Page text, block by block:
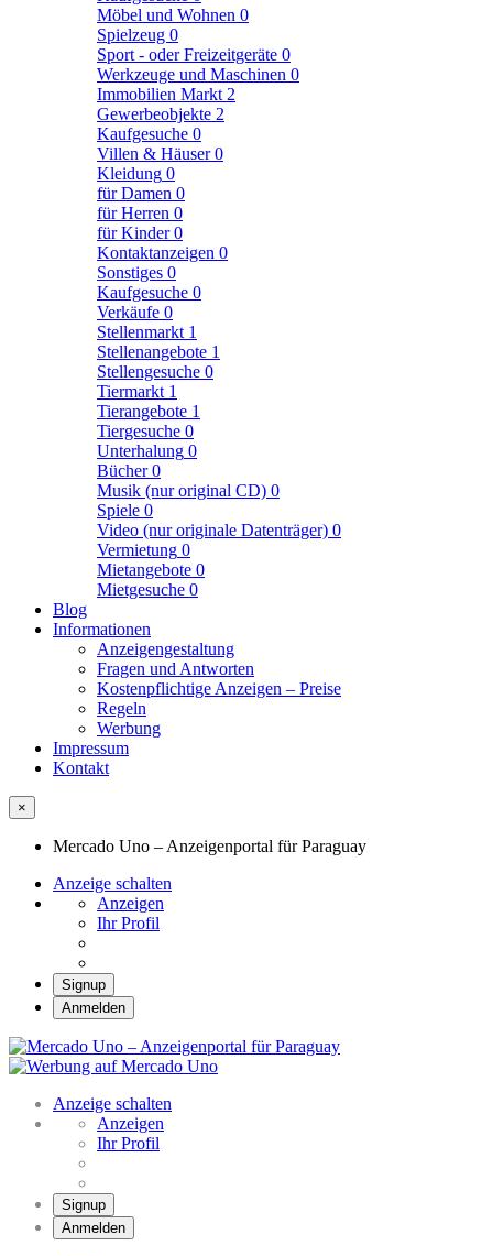
Möbel und Wohnen 0
Spielzeug 0
Sport - oder Freizeitgeräte 0
Werkzeuge und Maschinen 0
Immobilien Markt 2
Gewerbeobjekte 2
Kaufgesuche 0
Villen & Häuser0
Kleidung 0
für Damen 0
für Herren 0
für Kinder0
Kontaktanzeigen 0
Sonstiges 0
Kaufgesuche 0
Verkäufe 0
Stellenmarkt 1
Stellenangebote 1
Stellengesuche 0
Tiermarkt 1
Tierangebote 1
Tiergesuche 0
Unterhalung 0
Bücher0
Musik (nur original CD) 0
Spiele 0
Video (nur originale Datenträger) 0
Vermietung 0
Mietangebote 0
Mietgesuche 0
Blog
Informationen
Anzeigengestaltung
Fragen und Antworten
Kostenpflichtige Anzeigen – Preise
Regeln
Werbung
Impressum
Kontakt
×
Mercado Uno – Anzeigenportal für Paraguay
Anzeige schalten
Anzeigen
Ihr Profil
Signup
Anmelden
Anzeige schalten
Anzeigen
Ihr Profil
Signup
Anmelden